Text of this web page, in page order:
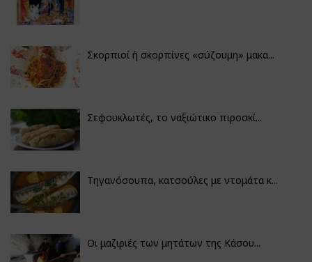
Σκορπιοί ή σκορπίνες «σύζουμη» μακα...
Σεφουκλωτές, το ναξιώτικο πιροσκί...
Τηγανόσουπα, κατσούλες με ντομάτα κ...
Οι μαζιριές των μητάτων της Κάσου...